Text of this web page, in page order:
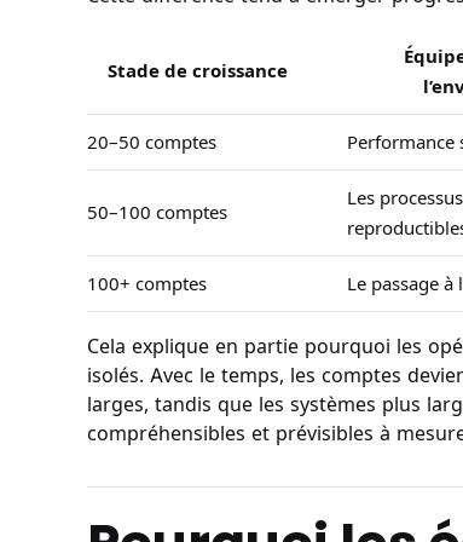
Stade de croissance
20–50 comptes Performance
50–100 comptes
Les
100+ comptes Le passage à
Cela explique en partie pourquoi les
isolés. Avec le temps, les comptes
larges, tandis que les systèmes plus
compréhensibles et prévisibles à